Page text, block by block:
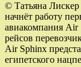
© Татьяна
начнёт работу
авиакомпания
рейсов
Air Sphinx
египетского